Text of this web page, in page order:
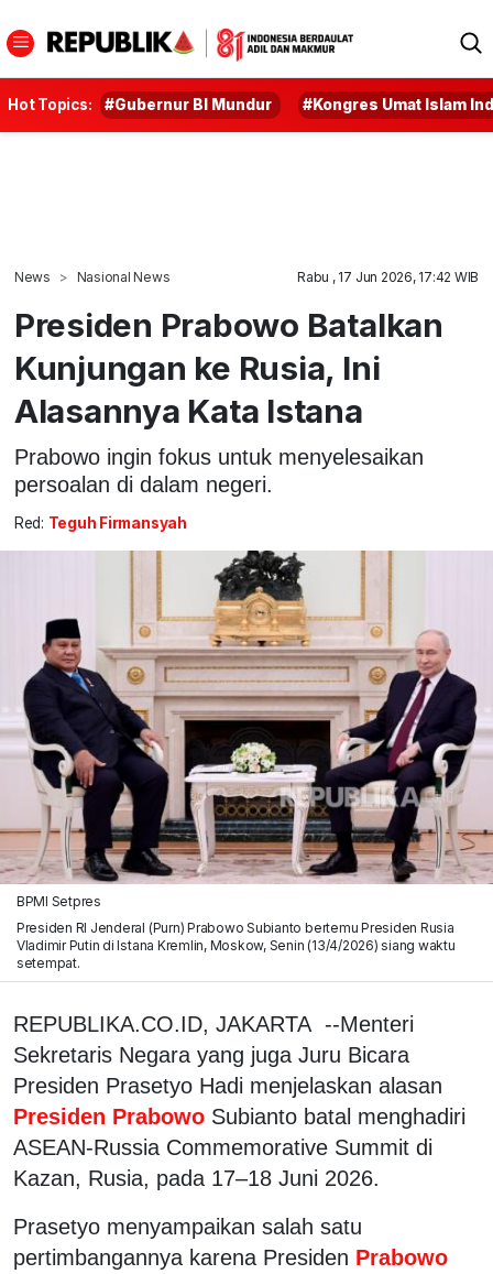
Hot Topics: #Gubernur BI Mundur #Kongres Umat Islam
News Nasional News Rabu , 17 Jun 2026, 17:42 WIB
Presiden Prabowo Batalkan
Kunjungan ke Rusia, Ini
Alasannya Kata Istana
Prabowo ingin fokus untuk menyelesaikan
persoalan di dalam negeri.
Red: Teguh Firmansyah
BPMI Setpres
Presiden RI Jenderal (Purn) Prabowo Subianto bertemu Presiden Rusia
Vladimir Putin di Istana Kremlin, Moskow, Senin (13/4/2026) siang waktu
setempat.
REPUBLIKA.CO.ID, JAKARTA --Menteri
Sekretaris Negara yang juga Juru Bicara
Presiden Prasetyo Hadi menjelaskan alasan
Presiden Prabowo Subianto batal menghadiri
ASEAN-Russia Commemorative Summit di
Kazan, Rusia, pada 17–18 Juni 2026.
Prasetyo menyampaikan salah satu
pertimbangannya karena Presiden Prabowo